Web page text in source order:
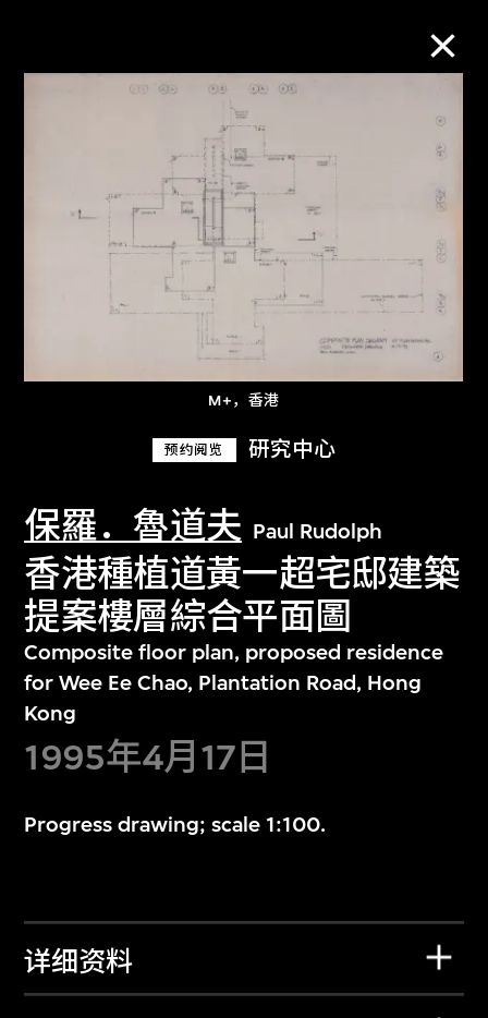
M+，香港
预约阅览 研究中心
保羅．魯道夫 Paul Rudolph
香港種植道黃一超宅邸建築
提案樓層綜合平面圖
Composite floor plan, proposed residence
for Wee Ee Chao, Plantation Road, Hong
Kong
1995年4月17日
Progress drawing; scale 1:100.
详细资料
M+藏品
进一步筛选 搜索
探索世界顶级的二十及二十一世纪视觉
文化藏品。